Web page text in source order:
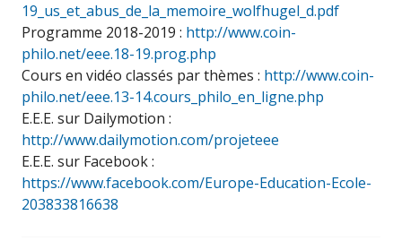
19_us_et_abus_de_la_memoire_wolfhugel_d.pdf
Programme 2018-2019 : http://www.coin-
philo.net/eee.18-19.prog.php
Cours en vidéo classés par thèmes : http://www.coin-
philo.net/eee.13-14.cours_philo_en_ligne.php
E.E.E. sur Dailymotion :
http://www.dailymotion.com/projeteee
E.E.E. sur Facebook :
https://www.facebook.com/Europe-Education-Ecole-
203833816638